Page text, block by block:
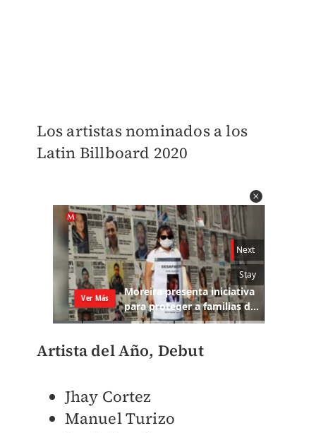
Los artistas nominados a los
Latin Billboard 2020
Artista del Año, Debut
Jhay Cortez
Manuel Turizo